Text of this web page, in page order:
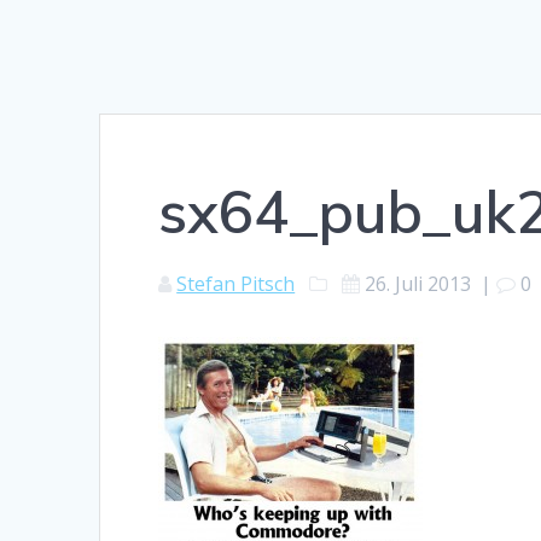
Stefan Pitsch 26. Juli 2013 | 0